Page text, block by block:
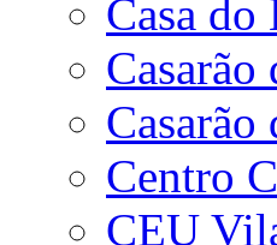
Casa
Casarão
Casarão
Centro
CEU